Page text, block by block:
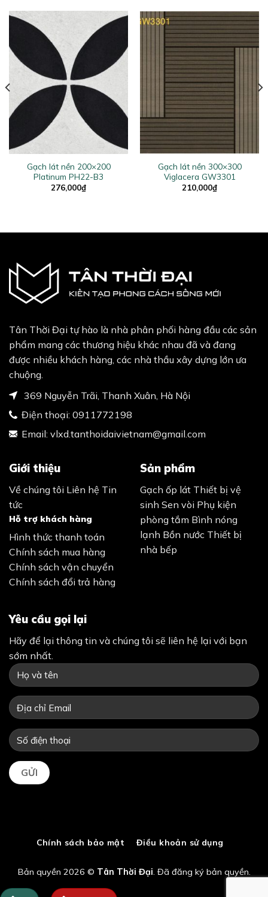
Gạch lát nền 200×200
Platinum PH22-B3
276,000₫
Gạch lát nền 300×300
Viglacera GW3301
210,000₫
Tân Thời Đại tự hào là nhà phân phối hàng đầu các sản
phẩm mang các thương hiệu khác nhau đã và đang
được nhiều khách hàng, các nhà thầu xây dựng lớn ưa
chuộng.
369 Nguyễn Trãi, Thanh Xuân, Hà Nội
Điện thoại: 0911772198
Email: vlxd.tanthoidaivietnam@gmail.com
Giới thiệu
Về chúng tôi Liên hệ Tin
tức
Hỗ trợ khách hàng
Hình thức thanh toán
Chính sách mua hàng
Chính sách vận chuyển
Chính sách đổi trả hàng
Sản phẩm
Gạch ốp lát Thiết bị vệ
sinh Sen vòi Phụ kiện
phòng tắm Bình nóng
lạnh Bồn nước Thiết bị
nhà bếp
Yêu cầu gọi lại
Hãy để lại thông tin và chúng tôi sẽ liên hệ lại với bạn
sớm nhất.
Chính sách bảo mật Điều khoản sử dụng
Bản quyền 2026 © Tân Thời Đại. Đã đăng ký bản quyền.